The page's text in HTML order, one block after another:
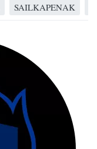
SAILKAPENAK